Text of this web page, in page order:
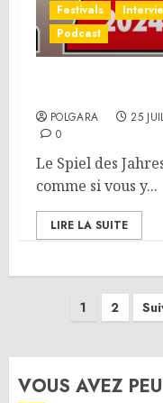
Festivals
Podcast
POLGARA
25
0
Le Spiel des
comme si vous y...
LIRE LA SUITE
1 2
VOUS AVEZ